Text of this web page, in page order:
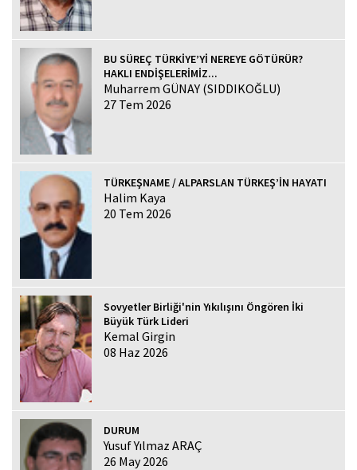
BU SÜREÇ TÜRKİYE’Yİ NEREYE GÖTÜRÜR?
HAKLI ENDİŞELERİMİZ...
Muharrem GÜNAY (SIDDIKOĞLU)
27 Tem 2026
TÜRKEŞNAME / ALPARSLAN TÜRKEŞ’İN HAYATI
Halim Kaya
20 Tem 2026
Sovyetler Birliği'nin Yıkılışını Öngören İki
Büyük Türk Lideri
Kemal Girgin
08 Haz 2026
DURUM
Yusuf Yılmaz ARAÇ
26 May 2026